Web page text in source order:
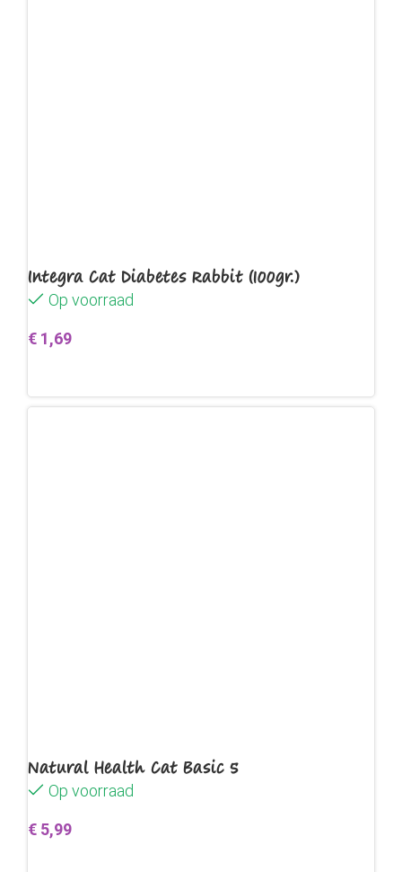
Integra Cat Diabetes Rabbit (100gr.)
Op voorraad
€ 1,69
Natural Health Cat Basic 5
Op voorraad
€ 5,99